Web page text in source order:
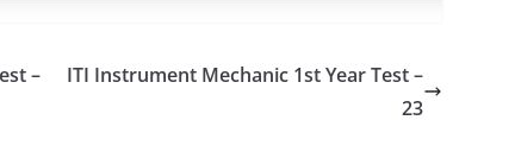
–
ITI Instrument Mechanic 1st Year Test –
23